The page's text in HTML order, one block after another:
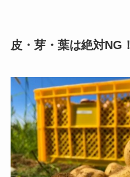
皮・芽・葉は絶対NG！